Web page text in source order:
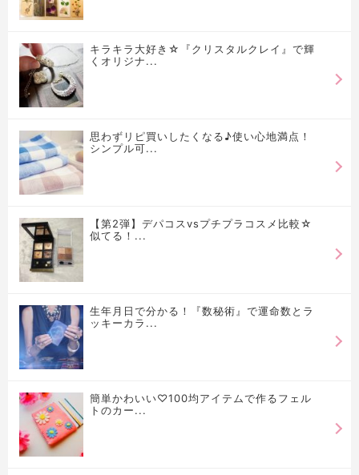
キラキラ大好き☆『クリスタルクレイ』で輝
くオリジナ...
思わずリピ買いしたくなる♪使い心地満点！
シンプル可...
【第2弾】デパコスvsプチプラコスメ比較☆
似てる！...
生年月日で分かる！『数秘術』で運命数とラ
ッキーカラ...
簡単かわいい♡100均アイテムで作るフェル
トのカー...